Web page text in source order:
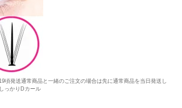
頃発送通常商品と一緒のご注文の場合は先に通常商品を当日発送し
っかりDカール